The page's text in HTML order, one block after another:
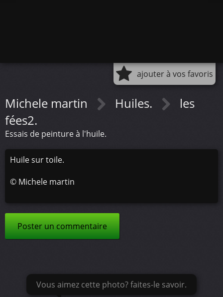
ajouter à vos favoris
Michele martin Huiles.
les
fées2.
Essais de peinture à l'huile.
Huile sur toile.
© Michele martin
Poster un commentaire
Vous aimez cette photo? faites-le savoir.